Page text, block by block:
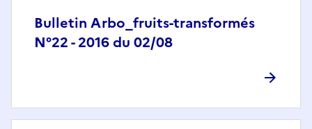
Bulletin Arbo_fruits-transformés
N°22 - 2016 du 02/08